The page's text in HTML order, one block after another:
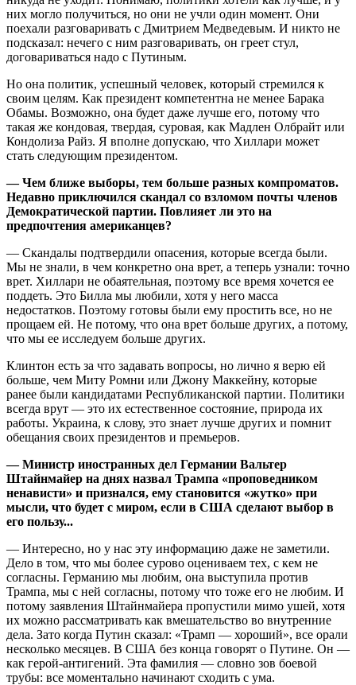
них могло получиться, но они не учли один момент. Они
поехали разговаривать с Дмитрием Медведевым. И никто не
подсказал: нечего с ним разговаривать, он греет стул,
договариваться надо с Путиным.
Но она политик, успешный человек, который стремился к
своим целям. Как президент компетентна не менее Барака
Обамы. Возможно, она будет даже лучше его, потому что
такая же кондовая, твердая, суровая, как Мадлен Олбрайт или
Кондолиза Райз. Я вполне допускаю, что Хиллари может
стать следующим президентом.
— Чем ближе выборы, тем больше разных компроматов.
Недавно приключился скандал со взломом почты членов
Демократической партии. Повлияет ли это на
предпочтения американцев?
— Скандалы подтвердили опасения, которые всегда были.
Мы не знали, в чем конкретно она врет, а теперь узнали: точно
врет. Хиллари не обаятельная, поэтому все время хочется ее
поддеть. Это Билла мы любили, хотя у него масса
недостатков. Поэтому готовы были ему простить все, но не
прощаем ей. Не потому, что она врет больше других, а потому,
что мы ее исследуем больше других.
Клинтон есть за что задавать вопросы, но лично я верю ей
больше, чем Миту Ромни или Джону Маккейну, которые
ранее были кандидатами Республиканской партии. Политики
всегда врут — это их естественное состояние, природа их
работы. Украина, к слову, это знает лучше других и помнит
обещания своих президентов и премьеров.
— Министр иностранных дел Германии Вальтер
Штайнмайер на днях назвал Трампа «проповедником
ненавис­ти» и признался, ему становится «жутко» при
мысли, что будет с миром, если в США сделают выбор в
его пользу...
— Интересно, но у нас эту информацию даже не заметили.
Дело в том, что мы более сурово оцениваем тех, с кем не
согласны. Германию мы любим, она выступила против
Трампа, мы с ней согласны, потому что тоже его не любим. И
потому заявления Штайнмайера пропустили мимо ушей, хотя
их можно рассматривать как вмешательство во внутренние
дела. Зато когда Путин сказал: «Трамп — хороший», все орали
не­сколько месяцев. В США без конца говорят о Путине. Он —
как герой-антигений. Эта фамилия — словно зов боевой
трубы: все моментально начинают сходить с ума.